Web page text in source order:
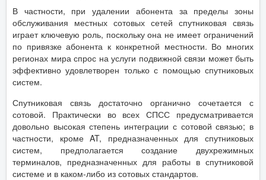
В частности, при удалении абонента за пределы зоны
обслуживания местных сотовых сетей спутниковая связь
играет ключевую роль, поскольку она не имеет ограничений
по привязке абонента к конкретной местности. Во многих
регионах мира спрос на услуги подвижной связи может быть
эффективно удовлетворен только с помощью спутниковых
систем.
Спутниковая связь достаточно органично сочетается с
сотовой. Практически во всех СПСС предусматривается
довольно высокая степень интеграции с сотовой связью; в
частности, кроме AT, предназначенных для спутниковых
систем, предполагается создание двухрежимных
терминалов, предназначенных для работы в спутниковой
системе и в каком-либо из сотовых стандартов.